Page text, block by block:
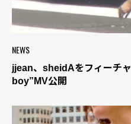
NEWS
jjean、sheidAをフィーチ
boy”MV公開